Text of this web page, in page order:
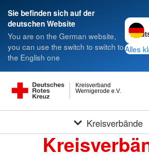
Sie befinden sich auf der
deutschen Website
You are on the German website,
you can use the switch to switch to
the English one
Alles
Wernigerode e.V.
Kreisverband
Kreisverbände